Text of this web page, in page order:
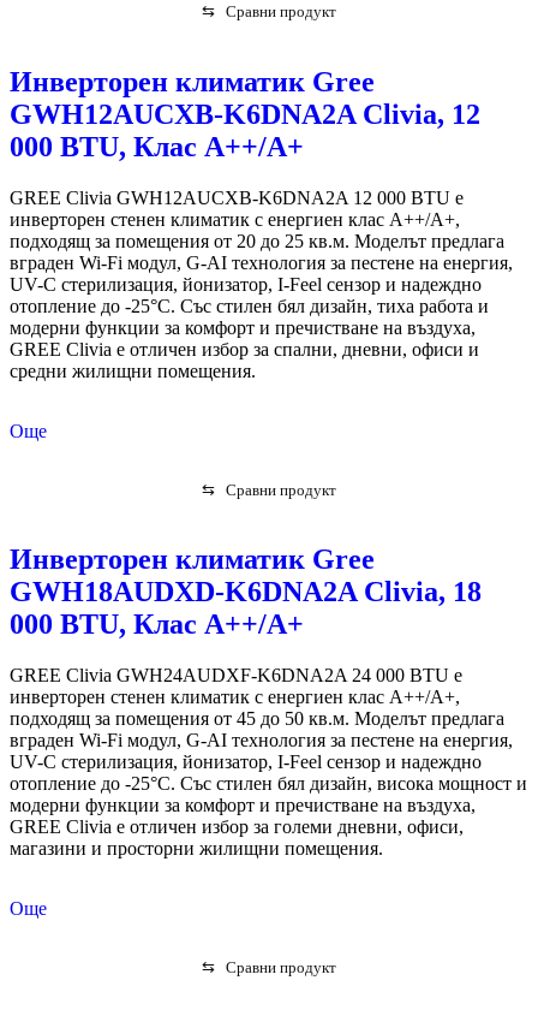
⇆ Сравни продукт
Инверторен климатик Gree
GWH12AUCXB-K6DNA2A Clivia, 12
000 BTU, Клас А++/A+
GREE Clivia GWH12AUCXB-K6DNA2A 12 000 BTU е
инверторен стенен климатик с енергиен клас A++/A+,
подходящ за помещения от 20 до 25 кв.м. Моделът предлага
вграден Wi-Fi модул, G-AI технология за пестене на енергия,
UV-C стерилизация, йонизатор, I-Feel сензор и надеждно
отопление до -25°C. Със стилен бял дизайн, тиха работа и
модерни функции за комфорт и пречистване на въздуха,
GREE Clivia е отличен избор за спални, дневни, офиси и
средни жилищни помещения.
Още
⇆ Сравни продукт
Инверторен климатик Gree
GWH18AUDXD-K6DNA2A Clivia, 18
000 BTU, Клас А++/A+
GREE Clivia GWH24AUDXF-K6DNA2A 24 000 BTU е
инверторен стенен климатик с енергиен клас A++/A+,
подходящ за помещения от 45 до 50 кв.м. Моделът предлага
вграден Wi-Fi модул, G-AI технология за пестене на енергия,
UV-C стерилизация, йонизатор, I-Feel сензор и надеждно
отопление до -25°C. Със стилен бял дизайн, висока мощност и
модерни функции за комфорт и пречистване на въздуха,
GREE Clivia е отличен избор за големи дневни, офиси,
магазини и просторни жилищни помещения.
Още
⇆ Сравни продукт